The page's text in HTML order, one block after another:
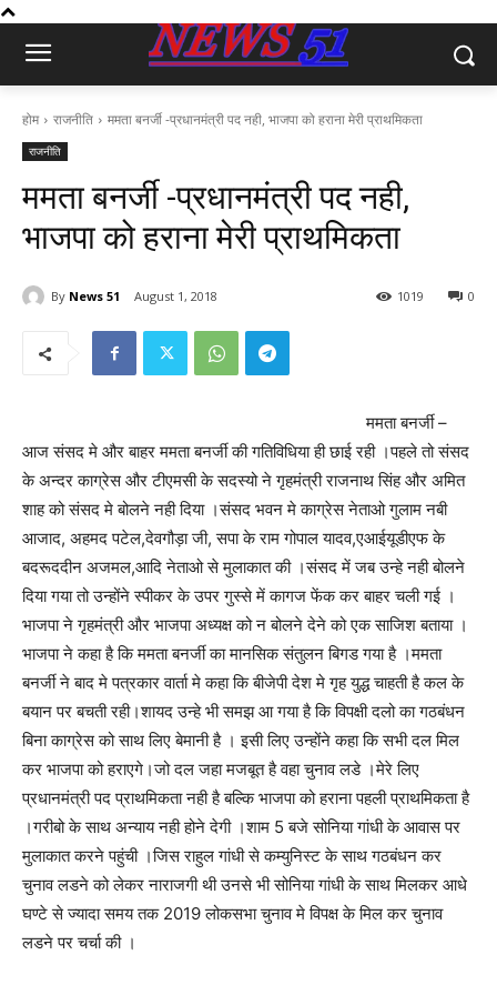
होम राजनीति ममता बनर्जी -प्रधानमंत्री पद नही, भाजपा को हराना मेरी प्राथमिकता
राजनीति
ममता बनर्जी -प्रधानमंत्री पद नही,
भाजपा को हराना मेरी प्राथमिकता
By News 51 August 1, 2018 0
1019
ममता बनर्जी –
आज संसद मे और बाहर ममता बनर्जी की गतिविधिया ही छाई रही ।पहले तो संसद
के अन्दर काग्रेस और टीएमसी के सदस्यो ने गृहमंत्री राजनाथ सिंह और अमित
शाह को संसद मे बोलने नही दिया ।संसद भवन मे काग्रेस नेताओ गुलाम नबी
आजाद, अहमद पटेल,देवगौड़ा जी, सपा के राम गोपाल यादव,एआईयूडीएफ के
बदरूददीन अजमल,आदि नेताओ से मुलाकात की ।संसद में जब उन्हे नही बोलने
दिया गया तो उन्होंने स्पीकर के उपर गुस्से में कागज फेंक कर बाहर चली गई ।
भाजपा ने गृहमंत्री और भाजपा अध्यक्ष को न बोलने देने को एक साजिश बताया ।
भाजपा ने कहा है कि ममता बनर्जी का मानसिक संतुलन बिगड गया है ।ममता
बनर्जी ने बाद मे पत्रकार वार्ता मे कहा कि बीजेपी देश मे गृह युद्ध चाहती है कल के
बयान पर बचती रही।शायद उन्हे भी समझ आ गया है कि विपक्षी दलो का गठबंधन
बिना काग्रेस को साथ लिए बेमानी है । इसी लिए उन्होंने कहा कि सभी दल मिल
कर भाजपा को हराएगे।जो दल जहा मजबूत है वहा चुनाव लडे ।मेरे लिए
प्रधानमंत्री पद प्राथमिकता नही है बल्कि भाजपा को हराना पहली प्राथमिकता है
।गरीबो के साथ अन्याय नही होने देगी ।शाम 5 बजे सोनिया गांधी के आवास पर
मुलाकात करने पहुंची ।जिस राहुल गांधी से कम्युनिस्ट के साथ गठबंधन कर
चुनाव लडने को लेकर नाराजगी थी उनसे भी सोनिया गांधी के साथ मिलकर आधे
घण्टे से ज्यादा समय तक 2019 लोकसभा चुनाव मे विपक्ष के मिल कर चुनाव
लडने पर चर्चा की ।